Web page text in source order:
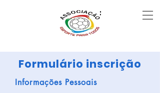
Formulário inscrição
Informações Pessoais